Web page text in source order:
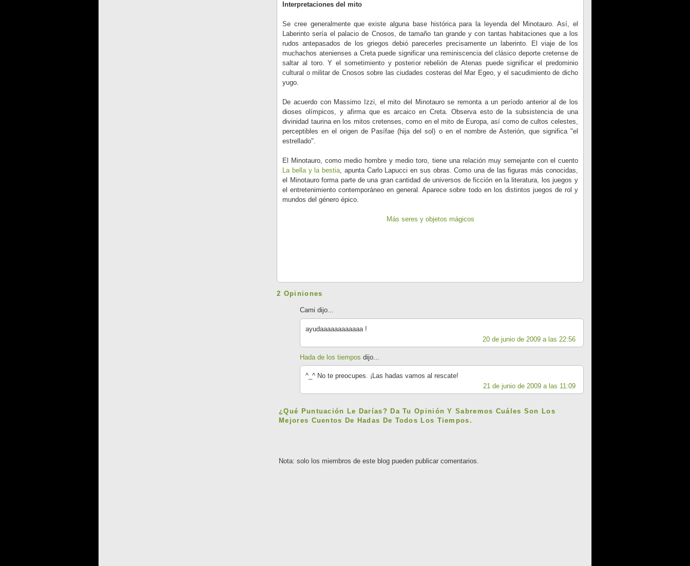
Interpretaciones del mito
Se cree generalmente que existe alguna base histórica para la leyenda del Minotauro. Así, el
Laberinto sería el palacio de Cnosos, de tamaño tan grande y con tantas habitaciones que a los
rudos antepasados de los griegos debió parecerles precisamente un laberinto. El viaje de los
muchachos atenienses a Creta puede significar una reminiscencia del clásico deporte cretense de
saltar al toro. Y el sometimiento y posterior rebelión de Atenas puede significar el predominio
cultural o militar de Cnosos sobre las ciudades costeras del Mar Egeo, y el sacudimiento de dicho
yugo.
De acuerdo con Massimo Izzi, el mito del Minotauro se remonta a un período anterior al de los
dioses olímpicos, y afirma que es arcaico en Creta. Observa esto de la subsistencia de una
divinidad taurina en los mitos cretenses, como en el mito de Europa, así como de cultos celestes,
perceptibles en el origen de Pasífae (hija del sol) o en el nombre de Asterión, que significa "el
estrellado".
El Minotauro, como medio hombre y medio toro, tiene una relación muy semejante con el cuento
La bella y la bestia, apunta Carlo Lapucci en sus obras. Como una de las figuras más conocidas,
el Minotauro forma parte de una gran cantidad de universos de ficción en la literatura, los juegos y
el entretenimiento contemporáneo en general. Aparece sobre todo en los distintos juegos de rol y
mundos del género épico.
Más seres y objetos mágicos
2 Opiniones
Cami dijo...
ayudaaaaaaaaaaaa !
20 de junio de 2009 a las 22:56
Hada de los tiempos dijo...
^_^ No te preocupes. ¡Las hadas vamos al rescate!
21 de junio de 2009 a las 11:09
¿Qué Puntuación Le Darías? Da Tu Opinión Y Sabremos Cuáles Son Los
Mejores Cuentos De Hadas De Todos Los Tiempos.
Nota: solo los miembros de este blog pueden publicar comentarios.